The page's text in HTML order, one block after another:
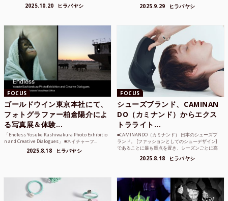
2025.10.20 ヒラバヤシ 2025.9.29 ヒラバヤシ
FOCUS
ゴールドウイン東京本社にて、
フォトグラファー柏倉陽介によ
る写真展＆体験...
「Endless Yosuke Kashiwakura Photo Exhibitio
n and Creative Dialogues」 ■ネイチャーフ...
2025.8.18 ヒラバヤシ
FOCUS
シューズブランド、CAMINAN
DO（カミナンド）からエクス
トラライト...
■CAMINANDO（カミナンド） 日本のシューズブ
ランド。 [ファッションとしてのシューデザイン]
であることに最も重点を置き、シーズンごとに高
2025.8.18 ヒラバヤシ